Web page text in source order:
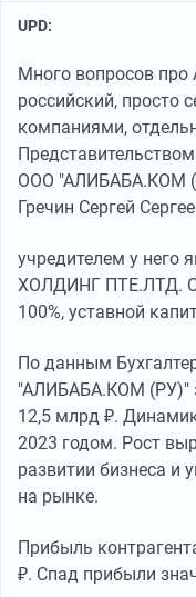
UPD:
Много вопросов про
российский, просто
компаниями,
ООО "АЛИБАБА.КОМ
Гречин Сергей
учредителем у
ХОЛДИНГ ПТЕ.ЛТД.
100%, уставной
По данным
"АЛИБАБА.КОМ (РУ)"
12,5 млрд ₽.
2023 годом. Рост
развитии бизнеса и
на рынке.
Прибыль
₽. Спад прибыли